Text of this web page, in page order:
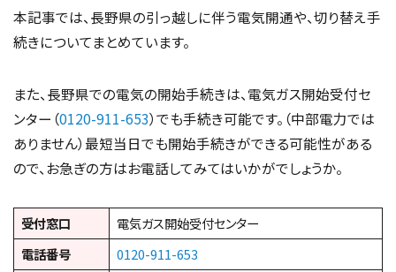
本記事では、長野県の引っ越しに伴う電気開通や、切り替え手
続きについてまとめています。
また、長野県での電気の開始手続きは、電気ガス開始受付セ
ンター（0120-911-653）でも手続き可能です。（中部電力では
ありません）最短当日でも開始手続きができる可能性がある
ので、お急ぎの方はお電話してみてはいかがでしょうか。
受付窓口
電気ガス開始受付センター
電話番号
0120-911-653